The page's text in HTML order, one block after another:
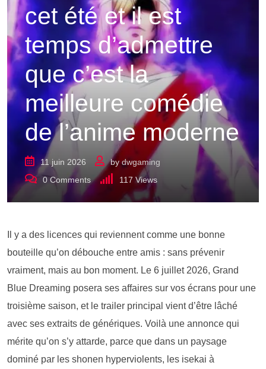
cet été et il est
temps d’admettre
que c’est la
meilleure comédie
de l’anime moderne
11 juin 2026 bydwgaming
0Comments 117 Views
Il y a des licences qui reviennent comme une bonne
bouteille qu’on débouche entre amis : sans prévenir
vraiment, mais au bon moment. Le 6 juillet 2026, Grand
Blue Dreaming posera ses affaires sur vos écrans pour une
troisième saison, et le trailer principal vient d’être lâché
avec ses extraits de génériques. Voilà une annonce qui
mérite qu’on s’y attarde, parce que dans un paysage
dominé par les shonen hyperviolents, les isekai à